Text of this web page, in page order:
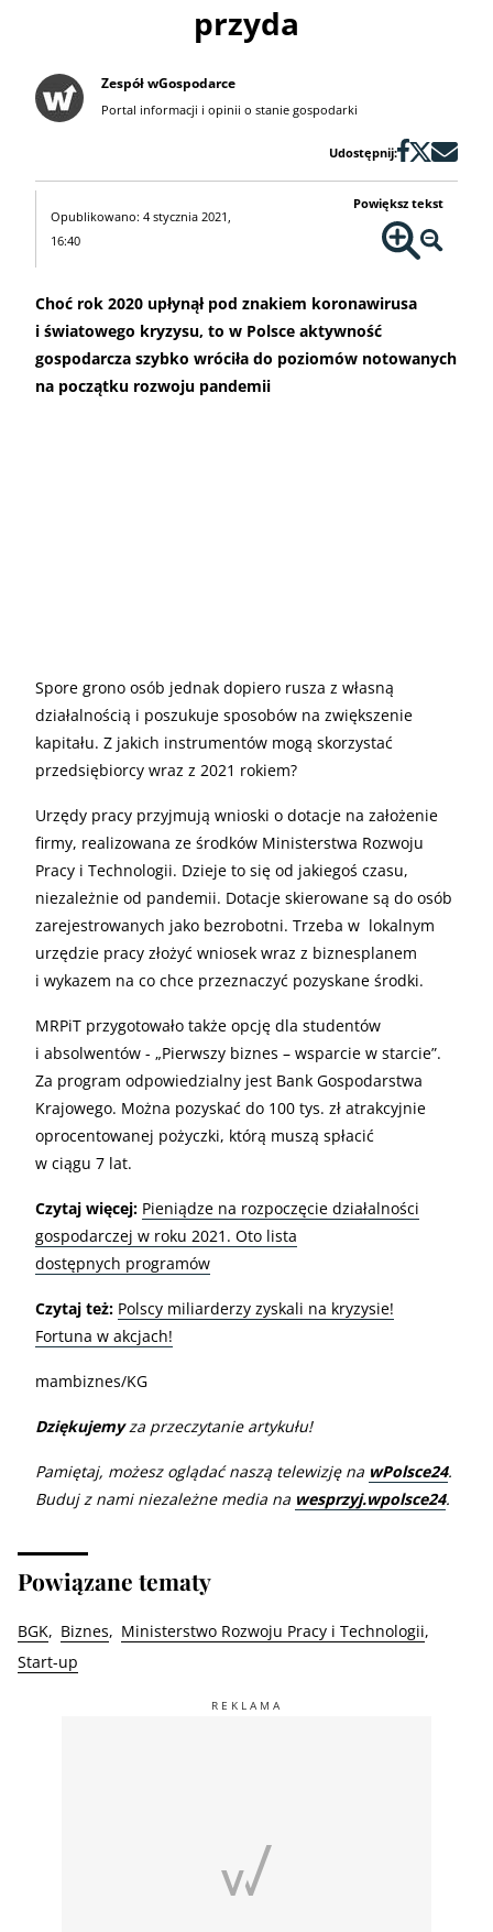
przyda
Zespół wGospodarce
Portal informacji i opinii o stanie gospodarki
Udostępnij:
Opublikowano: 4 stycznia 2021,
16:40
Powiększ tekst
Choć rok 2020 upłynął pod znakiem koronawirusa
i światowego kryzysu, to w Polsce aktywność
gospodarcza szybko wróciła do poziomów notowanych
na początku rozwoju pandemii
Spore grono osób jednak dopiero rusza z własną
działalnością i poszukuje sposobów na zwiększenie
kapitału. Z jakich instrumentów mogą skorzystać
przedsiębiorcy wraz z 2021 rokiem?
Urzędy pracy przyjmują wnioski o dotacje na założenie
firmy, realizowana ze środków Ministerstwa Rozwoju
Pracy i Technologii. Dzieje to się od jakiegoś czasu,
niezależnie od pandemii. Dotacje skierowane są do osób
zarejestrowanych jako bezrobotni. Trzeba w lokalnym
urzędzie pracy złożyć wniosek wraz z biznesplanem
i wykazem na co chce przeznaczyć pozyskane środki.
MRPiT przygotowało także opcję dla studentów
i absolwentów - „Pierwszy biznes – wsparcie w starcie”.
Za program odpowiedzialny jest Bank Gospodarstwa
Krajowego. Można pozyskać do 100 tys. zł atrakcyjnie
oprocentowanej pożyczki, którą muszą spłacić
w ciągu 7 lat.
Czytaj więcej: Pieniądze na rozpoczęcie działalności
gospodarczej w roku 2021. Oto lista
dostępnych programów
Czytaj też: Polscy miliarderzy zyskali na kryzysie!
Fortuna w akcjach!
mambiznes/KG
Dziękujemyza przeczytanie artykułu!
Pamiętaj, możesz oglądać naszą telewizję na wPolsce24.
Buduj z nami niezależne media na wesprzyj.wpolsce24.
Powiązane tematy
BGK Biznes
Ministerstwo Rozwoju Pracy i Technologii
Start-up